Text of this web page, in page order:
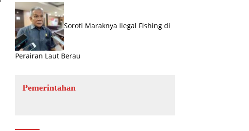
Soroti Maraknya Ilegal Fishing di
Perairan Laut Berau
Pemerintahan